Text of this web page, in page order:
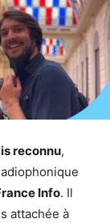
reconnu,
Info. Il
attachée à